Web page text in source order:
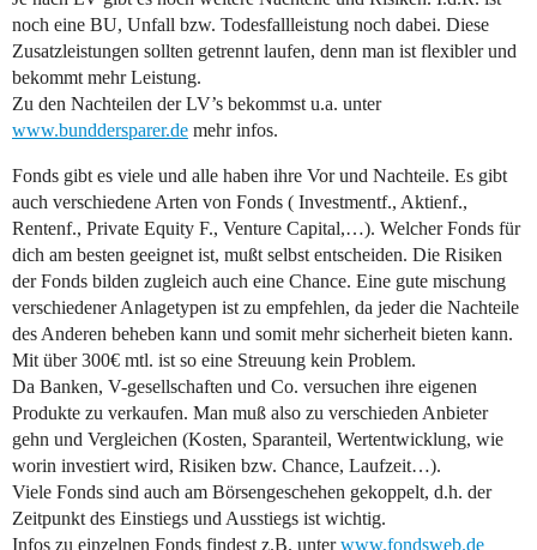
noch eine BU, Unfall bzw. Todesfallleistung noch dabei. Diese
Zusatzleistungen sollten getrennt laufen, denn man ist flexibler und
bekommt mehr Leistung.
Zu den Nachteilen der LV’s bekommst u.a. unter
www.bunddersparer.de mehr infos.
Fonds gibt es viele und alle haben ihre Vor und Nachteile. Es gibt
auch verschiedene Arten von Fonds ( Investmentf., Aktienf.,
Rentenf., Private Equity F., Venture Capital,…). Welcher Fonds für
dich am besten geeignet ist, mußt selbst entscheiden. Die Risiken
der Fonds bilden zugleich auch eine Chance. Eine gute mischung
verschiedener Anlagetypen ist zu empfehlen, da jeder die Nachteile
des Anderen beheben kann und somit mehr sicherheit bieten kann.
Mit über 300€ mtl. ist so eine Streuung kein Problem.
Da Banken, V-gesellschaften und Co. versuchen ihre eigenen
Produkte zu verkaufen. Man muß also zu verschieden Anbieter
gehn und Vergleichen (Kosten, Sparanteil, Wertentwicklung, wie
worin investiert wird, Risiken bzw. Chance, Laufzeit…).
Viele Fonds sind auch am Börsengeschehen gekoppelt, d.h. der
Zeitpunkt des Einstiegs und Ausstiegs ist wichtig.
Infos zu einzelnen Fonds findest z.B. unterwww.fondsweb.de